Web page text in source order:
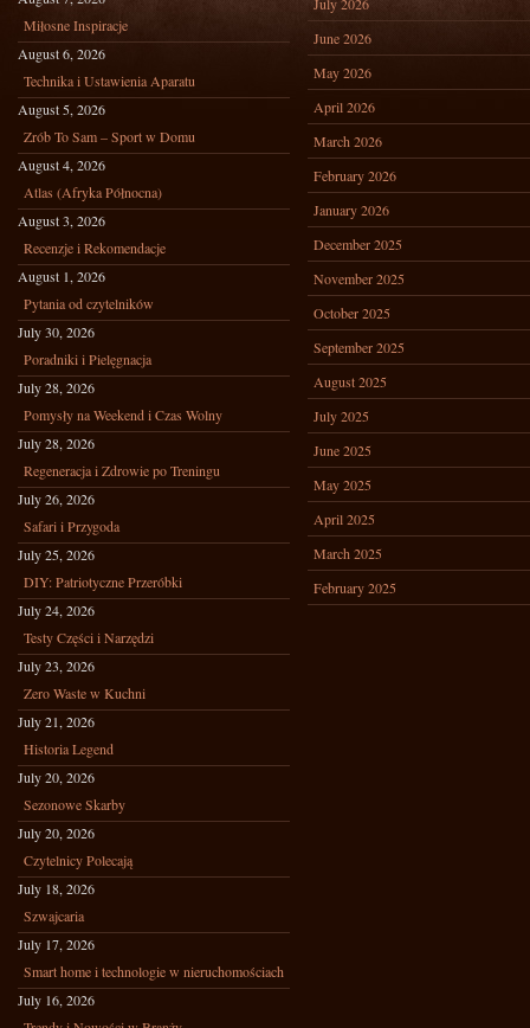
Miłosne Inspiracje
August 6, 2026
Technika i Ustawienia Aparatu
August 5, 2026
Zrób To Sam – Sport w Domu
August 4, 2026
Atlas (Afryka Północna)
August 3, 2026
Recenzje i Rekomendacje
August 1, 2026
Pytania od czytelników
July 30, 2026
Poradniki i Pielęgnacja
July 28, 2026
Pomysły na Weekend i Czas Wolny
July 28, 2026
Regeneracja i Zdrowie po Treningu
July 26, 2026
Safari i Przygoda
July 25, 2026
DIY: Patriotyczne Przeróbki
July 24, 2026
Testy Części i Narzędzi
July 23, 2026
Zero Waste w Kuchni
July 21, 2026
Historia Legend
July 20, 2026
Sezonowe Skarby
July 20, 2026
Czytelnicy Polecają
July 18, 2026
Szwajcaria
July 17, 2026
Smart home i technologie w nieruchomościach
July 16, 2026
June 2026
May 2026
April 2026
March 2026
February 2026
January 2026
December 2025
November 2025
October 2025
September 2025
August 2025
July 2025
June 2025
May 2025
April 2025
March 2025
February 2025